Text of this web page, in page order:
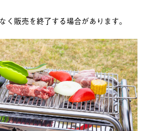
く販売を終了する場合があります。